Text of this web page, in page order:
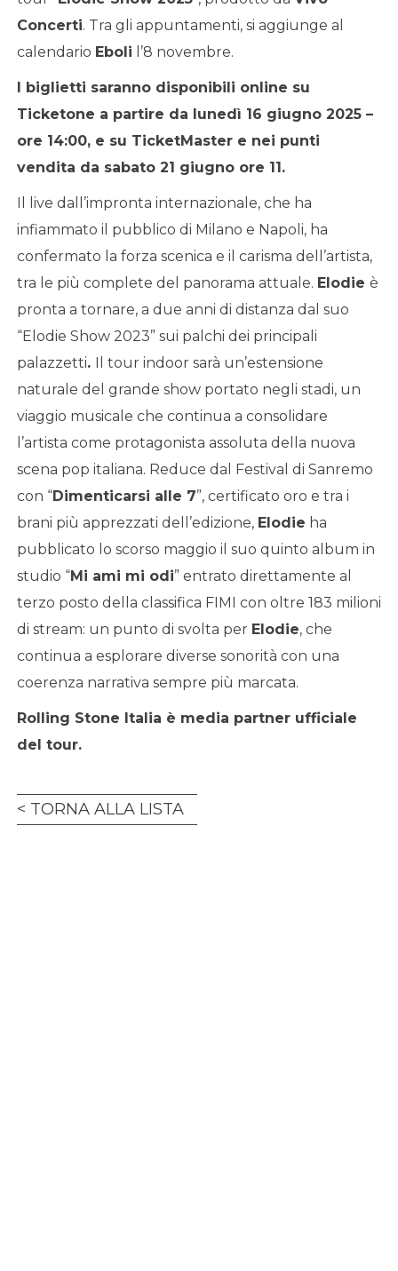
Concerti. Tra gli appuntamenti, si aggiunge al
calendario Eboli l’8 novembre.
I biglietti saranno disponibili online su
Ticketone a partire da lunedì 16 giugno 2025 –
ore 14:00, e su TicketMaster e nei punti
vendita da sabato 21 giugno ore 11.
Il live dall’impronta internazionale, che ha
infiammato il pubblico di Milano e Napoli, ha
confermato la forza scenica e il carisma dell’artista,
tra le più complete del panorama attuale. Elodie è
pronta a tornare, a due anni di distanza dal suo
“Elodie Show 2023” sui palchi dei principali
palazzetti. Il tour indoor sarà un’estensione
naturale del grande show portato negli stadi, un
viaggio musicale che continua a consolidare
l’artista come protagonista assoluta della nuova
scena pop italiana. Reduce dal Festival di Sanremo
con “Dimenticarsi alle 7”, certificato oro e tra i
brani più apprezzati dell’edizione, Elodie ha
pubblicato lo scorso maggio il suo quinto album in
studio “Mi ami mi odi” entrato direttamente al
terzo posto della classifica FIMI con oltre 183 milioni
di stream: un punto di svolta per Elodie, che
continua a esplorare diverse sonorità con una
coerenza narrativa sempre più marcata.
Rolling Stone Italia è media partner ufficiale
del tour.
TORNA ALLA LISTA